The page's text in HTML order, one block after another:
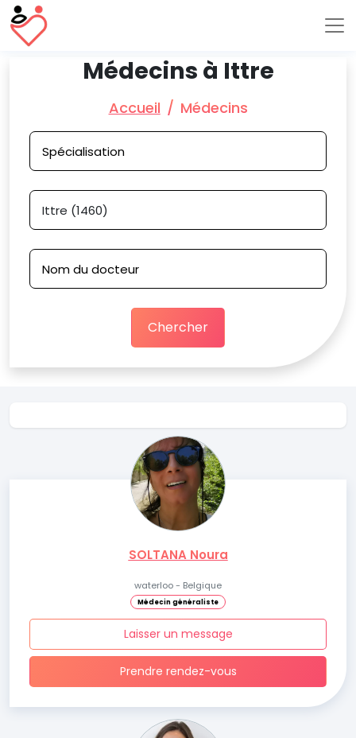
Médecins à Ittre
Accueil Médecins
Chercher
SOLTANA Noura
waterloo - Belgique
Médecin généraliste
Laisser un message
Prendre rendez-vous